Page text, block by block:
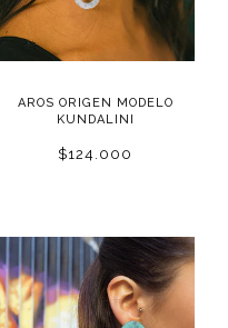
AROS ORIGEN MODELO
KUNDALINI
$124.000